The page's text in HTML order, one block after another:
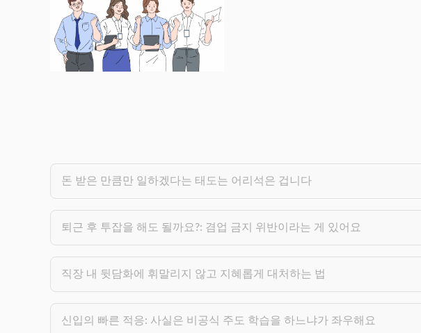
돈 받은 만큼만 일하겠다는 태도는 어리석은 겁니다
퇴근 후 투잡을 해도 될까요?: 겸업 금지 위반이라는 게 있어요
직장 내 뒷담화에 휘말리지 않고 지혜롭게 대처하는 법
신입의 빠른 적응: 사실은 비공식 주도 학습을 하느냐가 좌우해요